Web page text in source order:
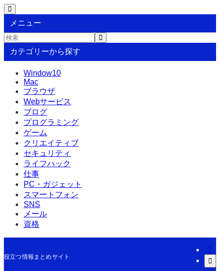
メニュー
カテゴリーから探す
Window10
Mac
ブラウザ
Webサービス
ブログ
プログラミング
ゲーム
クリエイティブ
セキュリティ
ライフハック
仕事
PC・ガジェット
スマートフォン
SNS
メール
資格
役立つ情報まとめサイト